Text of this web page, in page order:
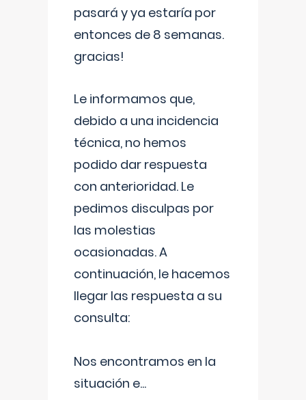
pasará y ya estaría por
entonces de 8 semanas.
gracias!
Le informamos que,
debido a una incidencia
técnica, no hemos
podido dar respuesta
con anterioridad. Le
pedimos disculpas por
las molestias
ocasionadas. A
continuación, le hacemos
llegar las respuesta a su
consulta:
Nos encontramos en la
situación e...